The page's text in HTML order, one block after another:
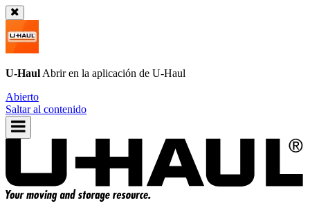
U-Haul Abrir en la aplicación de U-Haul
Abierto
Saltar al contenido